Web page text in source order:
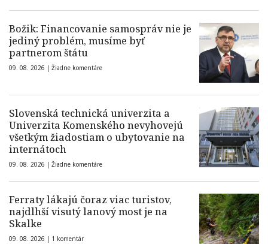
Božik: Financovanie samospráv nie je
jediný problém, musíme byť
partnerom štátu
09. 08. 2026 | Žiadne komentáre
Slovenská technická univerzita a
Univerzita Komenského nevyhovejú
všetkým žiadostiam o ubytovanie na
internátoch
09. 08. 2026 | Žiadne komentáre
Ferraty lákajú čoraz viac turistov,
najdlhší visutý lanový most je na
Skalke
09. 08. 2026 | 1 komentár